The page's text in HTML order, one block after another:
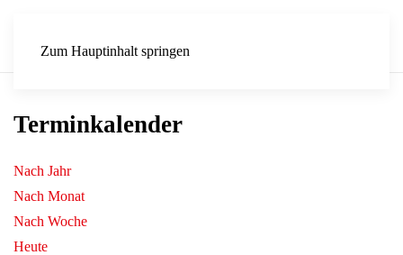
Zum Hauptinhalt springen
Terminkalender
Nach Jahr
Nach Monat
Nach Woche
Heute